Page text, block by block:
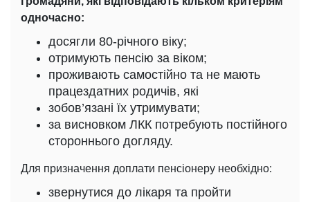
одночасно:
досягли 80-річного віку;
отримують пенсію за віком;
проживають самостійно та не мають
працездатних родичів, які
зобов’язані їх утримувати;
за висновком ЛКК потребують постійного
стороннього догляду.
Для призначення доплати пенсіонеру необхідно:
звернутися до лікаря та пройти